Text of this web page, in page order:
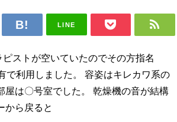
LINE
ストが空いていたのでその方指名
で利用しました。 容姿はキレカワ系の
屋は〇号室でした。 乾燥機の音が結構
から戻ると